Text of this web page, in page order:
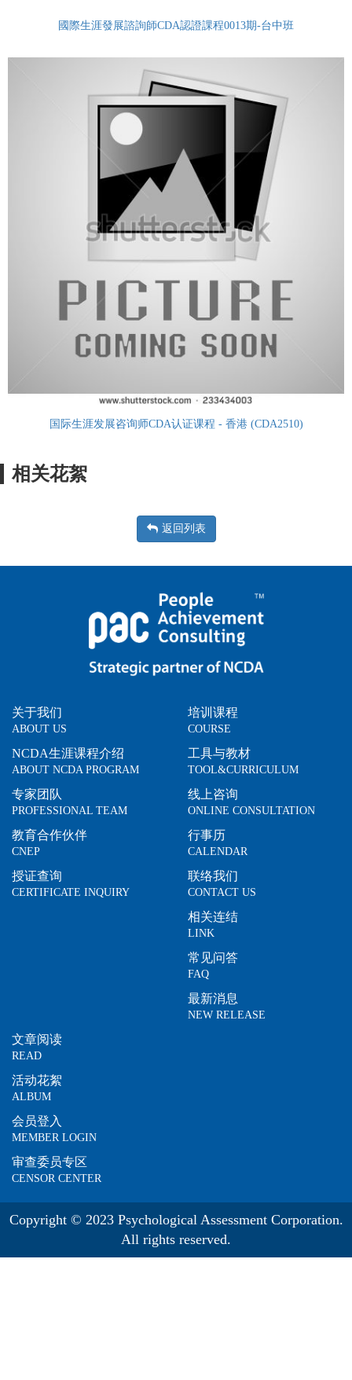
國際生涯發展諮詢師CDA認證課程0013期-台中班
国际生涯发展咨询师CDA认证课程 - 香港 (CDA2510)
相关花絮
返回列表
关于我们
ABOUT US
NCDA生涯课程介绍
ABOUT NCDA PROGRAM
专家团队
PROFESSIONAL TEAM
教育合作伙伴
CNEP
授证查询
CERTIFICATE INQUIRY
培训课程
COURSE
工具与教材
TOOL&CURRICULUM
线上咨询
ONLINE CONSULTATION
行事历
CALENDAR
联络我们
CONTACT US
相关连结
LINK
常见问答
FAQ
最新消息
NEW RELEASE
文章阅读
READ
活动花絮
ALBUM
会员登入
MEMBER LOGIN
审查委员专区
CENSOR CENTER
Copyright © 2023 Psychological Assessment Corporation.
All rights reserved.